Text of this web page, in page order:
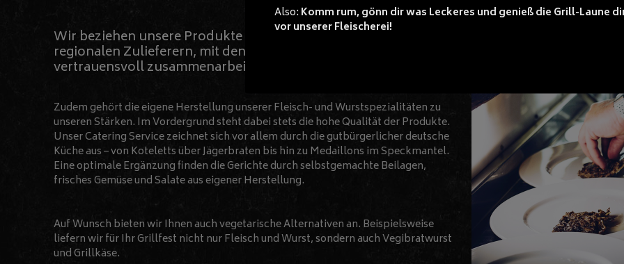
Wir beziehen unsere Produkte und Zutaten von ausgewählten
regionalen Zulieferern, mit denen wir schon viele Jahre
vertrauensvoll zusammenarbeiten.
Zudem gehört die eigene Herstellung unserer Fleisch- und Wurstspezialitäten zu
unseren Stärken. Im Vordergrund steht dabei stets die hohe Qualität der Produkte.
Unser Catering Service zeichnet sich vor allem durch die gutbürgerlicher deutsche
Küche aus – von Koteletts über Jägerbraten bis hin zu Medaillons im Speckmantel.
Eine optimale Ergänzung finden die Gerichte durch selbstgemachte Beilagen,
frisches Gemüse und Salate aus eigener Herstellung.
Auf Wunsch bieten wir Ihnen auch vegetarische Alternativen an. Beispielsweise
liefern wir für Ihr Grillfest nicht nur Fleisch und Wurst, sondern auch Vegibratwurst
und Grillkäse.
Also: Komm rum, gönn dir was Leckeres und genieß die Grill-Laune
vor unserer Fleischerei!